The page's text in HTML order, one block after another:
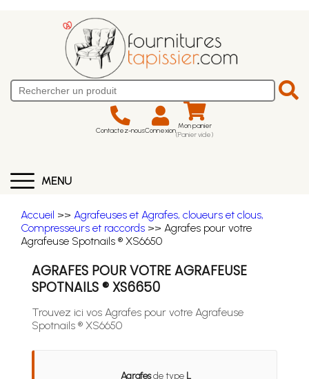
Contactez-nousConnexion Mon panier
(Panier vide)
MENU
Accueil >> Agrafeuses et Agrafes, cloueurs et clous,
Compresseurs et raccords >> Agrafes pour votre
Agrafeuse Spotnails ® XS6650
AGRAFES POUR VOTRE AGRAFEUSE
SPOTNAILS ® XS6650
Trouvez ici vos Agrafes pour votre Agrafeuse
Spotnails ® XS6650
Agrafesde type L